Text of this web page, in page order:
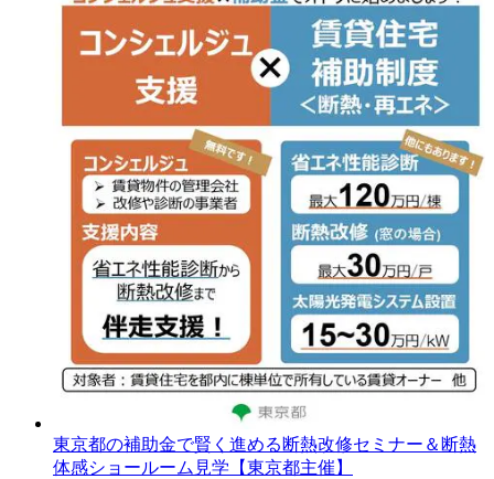
東京都の補助金で賢く進める断熱改修セミナー＆断熱
体感ショールーム見学【東京都主催】